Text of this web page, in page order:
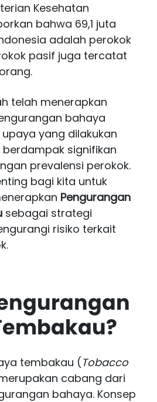
Kesehatan
bahwa 69,1 juta
adalah perokok
pasif juga tercatat
telah menerapkan
bahaya
yang dilakukan
signifikan
prevalensi perokok.
bagi kita untuk
Pengurangan
sebagai strategi
risiko terkait
tembakau (Tobacco
cabang dari
bahaya. Konsep